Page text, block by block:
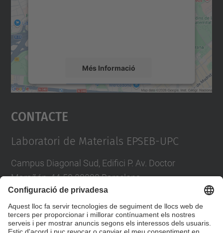
Més Informació
Accepta
powered by
Contacte
Laboratori de Materials EPSEB-UPC
Campus Diagonal Sud, Edifici P. Av. Doctor
Marañón, 44-50 08028 Barcelona
E-mail :laboratori.materials@upc.edu